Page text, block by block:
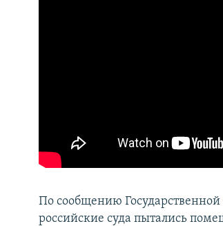
По сообщению
российские суда пытались